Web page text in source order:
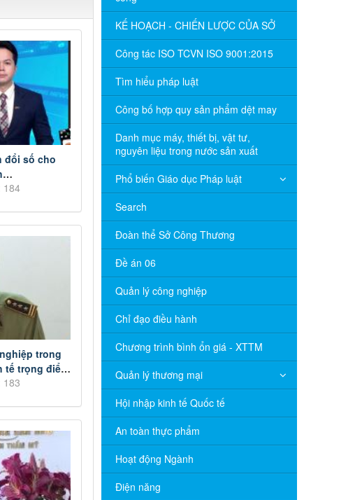
đổi số cho
Thương
trong
tế trọng điểm
p6
KẾ HOẠCH - CHIẾN LƯỢC CỦA SỞ
Công tác ISO TCVN ISO 9001:2015
Tìm hiểu pháp luật
Công bố hợp quy sản phẩm dệt may
Danh mục máy, thiết bị, vật tư,
nguyên liệu trong nước sản xuất
Phổ biến Giáo dục Pháp luật
Search
Đoàn thể Sở Công Thương
Đề án 06
Quản lý công nghiệp
Chỉ đạo điều hành
Chương trình bình ổn giá - XTTM
Quản lý thương mại
Hội nhập kinh tế Quốc tế
An toàn thực phẩm
Hoạt động Ngành
Điện năng